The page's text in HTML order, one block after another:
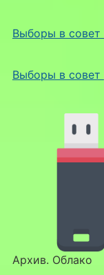
Выборы в
Выборы в совет
Архив. Облако